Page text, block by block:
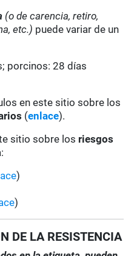
(o de carencia, retiro,
etc.) puede variar de un
porcinos: 28 días
en este sitio sobre los
(enlace).
sitio sobre los riesgos
)
)
DE LA RESISTENCIA